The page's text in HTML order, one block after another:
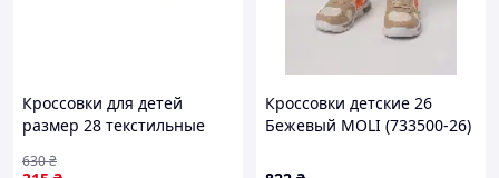
Кроссовки для детей
размер 28 текстильные
прогулок
630₴
Кроссовки детские 26
Бежевый MOLI (733500-26)